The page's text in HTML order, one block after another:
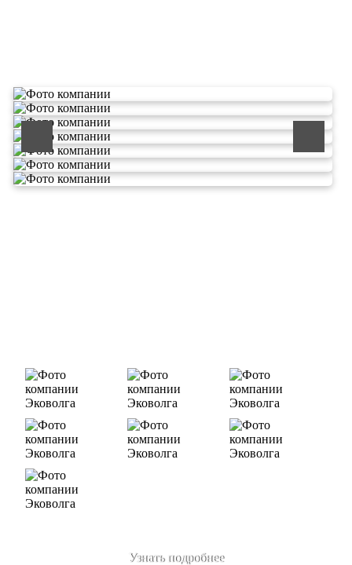
ООО «ЭКОВОЛГА» является современной и
Узнать подробнее